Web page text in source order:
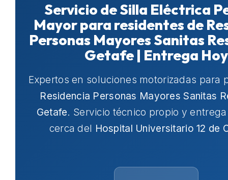
Servicio de Silla Eléctrica
Mayor para residentes de
Personas Mayores Sanitas
Getafe | Entrega Hoy
Expertos en soluciones motorizadas para
Residencia Personas Mayores Sanitas
Getafe. Servicio técnico propio y
cerca del Hospital Universitario 12 de